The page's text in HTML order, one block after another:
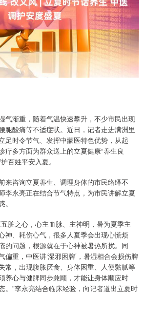
气渐重，随着气温快速攀升，不少市民出现
腿酸痛等不适症状。近日，记者走进满洲里
足时令节气、发挥中蒙医特色优势，从起
疗多方面为群众送上的立夏健康“养生良
百姓平安入夏。
来咨询立夏养生、调理身体的市民络绎不
李永亮正在结合节气特点，为市民讲解立夏
脏之心，心主血脉、主神明，暑为夏季主
神、耗伤心气，很多人夏季会出现心慌烦
的问题，根源就在于心神被暑热所扰。同
偏重，中医讲‘湿邪困牌’，暑湿相合会损伤脾
常，出现腹胀厌食、身体困重、人便黏腻等
养心与健脾同步兼顾，才能让身体顺应时
。”李永亮结合临床经验，向记者道出立夏时